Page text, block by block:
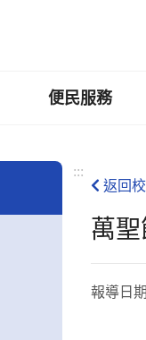
便民服務
:::
返回
萬
報導日